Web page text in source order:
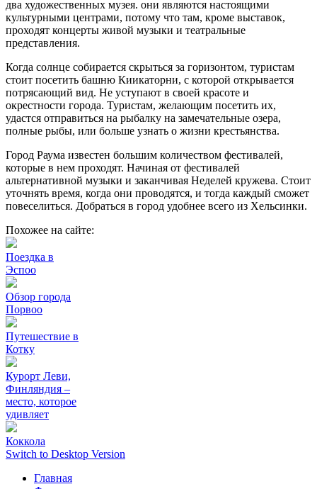
два художественных музея. они являются настоящими
культурными центрами, потому что там, кроме выставок,
проходят концерты живой музыки и театральные
представления.
Когда солнце собирается скрыться за горизонтом, туристам
стоит посетить башню Киикаторни, с которой открывается
потрясающий вид. Не уступают в своей красоте и
окрестности города. Туристам, желающим посетить их,
удастся отправиться на рыбалку на замечательные озера,
полные рыбы, или больше узнать о жизни крестьянства.
Город Раума известен большим количеством фестивалей,
которые в нем проходят. Начиная от фестивалей
альтернативной музыки и заканчивая Неделей кружева. Стоит
уточнять время, когда они проводятся, и тогда каждый сможет
повеселиться. Добраться в город удобнее всего из Хельсинки.
Похожее на сайте:
Поездка в
Эспоо
Обзор города
Порвоо
Путешествие в
Котку
Курорт Леви,
Финляндия –
место, которое
удивляет
Коккола
Switch to Desktop Version
Главная